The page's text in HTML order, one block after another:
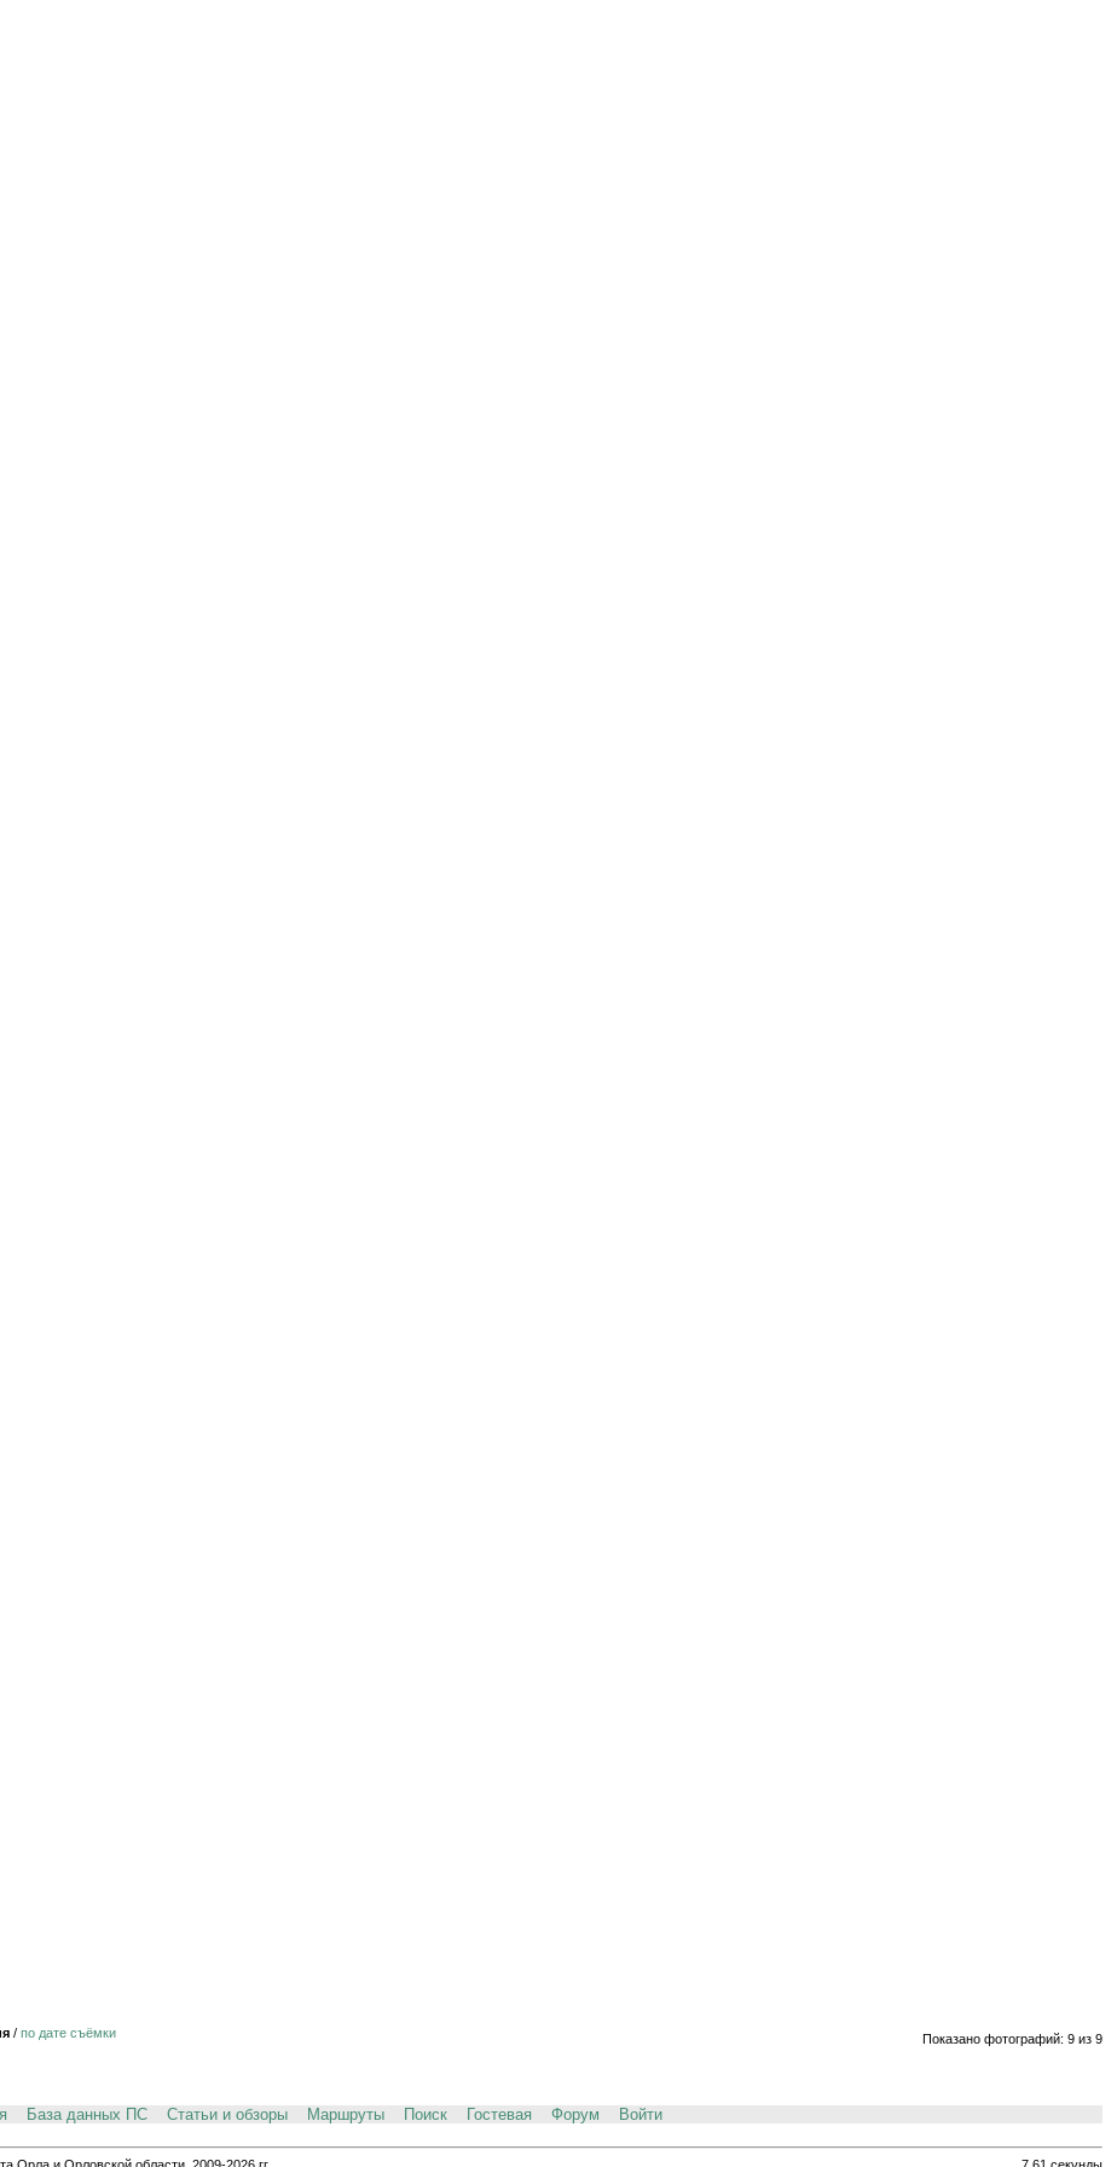
Показано фотографий: 9 из 9
/ по дате съёмки
База данных ПС Статьи и обзоры Маршруты Поиск Гостевая Форум Войти